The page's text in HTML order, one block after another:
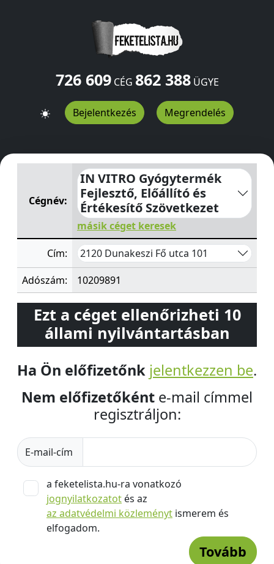
726 609CÉG 862 388ÜGYE
Bejelentkezés Megrendelés
IN VITRO Gyógytermék Fejlesztő, Előállító és
Cégnév:
IN VITRO Gyógytermék
Fejlesztő, Előállító és
Értékesítő Szövetkezet
másik céget keresek
Cím: 2120 Dunakeszi Fő utca 101
Adószám: 10209891
Ezt a céget ellenőrizheti 10
állami nyilvántartásban
Ha Ön előfizetőnk jelentkezzen be.
Nem előfizetőként e-mail címmel
regisztráljon:
E-mail-cím
a feketelista.hu-ra vonatkozó
jognyilatkozatot és az
az adatvédelmi közleményt ismerem és
elfogadom.
Tovább